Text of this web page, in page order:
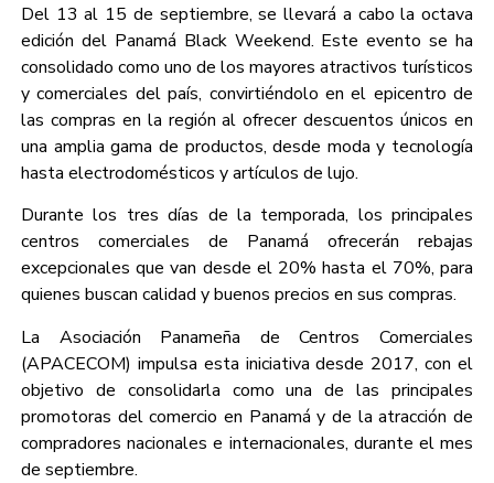
Del 13 al 15 de septiembre, se llevará a cabo la octava
edición del Panamá Black Weekend. Este evento se ha
consolidado como uno de los mayores atractivos turísticos
y comerciales del país, convirtiéndolo en el epicentro de
las compras en la región al ofrecer descuentos únicos en
una amplia gama de productos, desde moda y tecnología
hasta electrodomésticos y artículos de lujo.
Durante los tres días de la temporada, los principales
centros comerciales de Panamá ofrecerán rebajas
excepcionales que van desde el 20% hasta el 70%, para
quienes buscan calidad y buenos precios en sus compras.
La Asociación Panameña de Centros Comerciales
(APACECOM) impulsa esta iniciativa desde 2017, con el
objetivo de consolidarla como una de las principales
promotoras del comercio en Panamá y de la atracción de
compradores nacionales e internacionales, durante el mes
de septiembre.